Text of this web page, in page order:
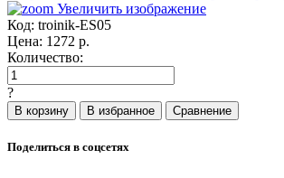
Увеличить изображение
Код: troinik-ES05
Цена: 1272 р.
Количество:
?
Поделиться в соцсетях